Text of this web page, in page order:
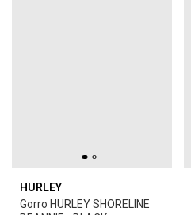
HURLEY
Gorro HURLEY SHORELINE